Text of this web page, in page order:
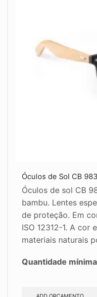
Óculos de Sol CB
Óculos de sol CB
bambu. Lentes
de proteção. Em
ISO 12312-1. A cor
materiais naturais
Quantidade